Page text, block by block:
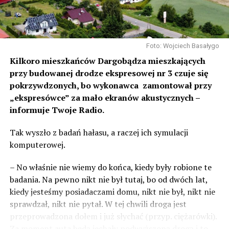
Foto: Wojciech Basałygo
Kilkoro mieszkańców Dargobądza mieszkających
przy budowanej drodze ekspresowej nr 3 czuje się
pokrzywdzonych, bo wykonawca zamontował przy
„ekspresówce” za mało ekranów akustycznych –
informuje Twoje Radio.
Tak wyszło z badań hałasu, a raczej ich symulacji
komputerowej.
– No właśnie nie wiemy do końca, kiedy były robione te
badania. Na pewno nikt nie był tutaj, bo od dwóch lat,
kiedy jesteśmy posiadaczami domu, nikt nie był, nikt nie
sprawdzał, nikt nie pytał. W tej chwili droga jest
przeprowadzona dołem i już słychać (przyp. ciężarówki).